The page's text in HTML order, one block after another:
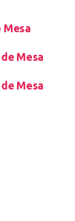
Mesa
Mesa
Mesa